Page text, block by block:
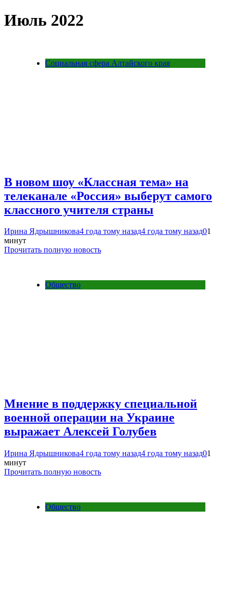
Июль 2022
Социальная сфера Алтайского края
В новом шоу «Классная тема» на
телеканале «Россия» выберут самого
классного учителя страны
Ирина Ядрышникова4 года тому назад4 года тому назад01
минут
Прочитать полную новость
Общество
Мнение в поддержку специальной
военной операции на Украине
выражает Алексей Голубев
Ирина Ядрышникова4 года тому назад4 года тому назад01
минут
Прочитать полную новость
Общество